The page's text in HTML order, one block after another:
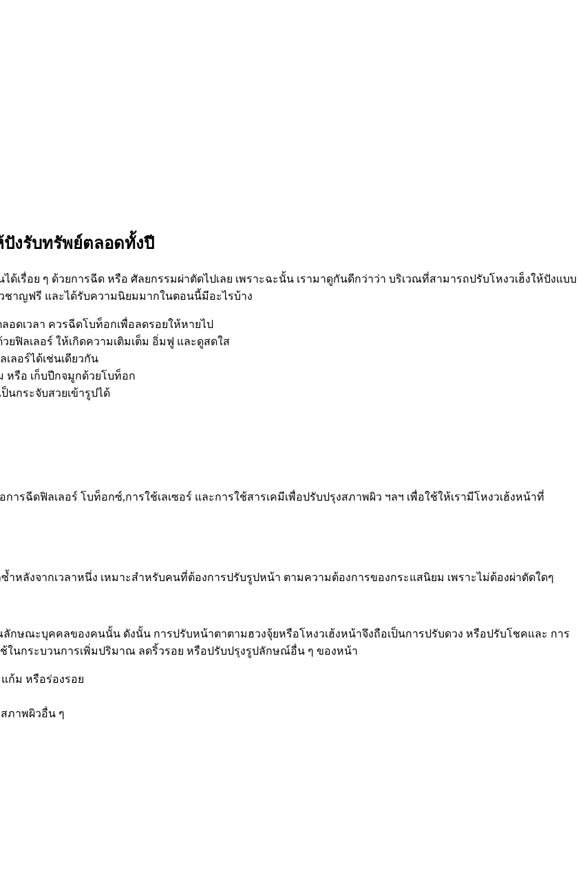
ปังรับทรัพย์ตลอดทั้งปี
เรื่อย ๆ ด้วยการฉีด หรือ ศัลยกรรมผ่าตัดไปเลย เพราะฉะนั้น เรามาดูกันดีกว่าว่า บริเวณที่สามารถปรับโหงวเฮ็งให้ปังแบบ
ชาญฟรี และได้รับความนิยมมากในตอนนี้มีอะไรบ้าง
อดเวลา ควรฉีดโบท็อกเพื่อลดรอยให้หายไป
ฟิลเลอร์ ให้เกิดความเติมเต็ม อิ่มฟู และดูสดใส
ลอร์ได้เช่นเดียวกัน
หรือ เก็บปีกจมูกด้วยโบท็อก
นกระจับสวยเข้ารูปได้
รฉีดฟิลเลอร์ โบท็อกซ์,การใช้เลเซอร์ และการใช้สารเคมีเพื่อปรับปรุงสภาพผิว ฯลฯ เพื่อใช้ให้เรามีโหงวเฮ้งหน้าที่
หลังจากเวลาหนึ่ง เหมาะสำหรับคนที่ต้องการปรับรูปหน้า ตามความต้องการของกระแสนิยม เพราะไม่ต้องผ่าตัดใดๆ
ษณะบุคคลของคนนั้น ดังนั้น การปรับหน้าตาตามฮวงจุ้ยหรือโหงวเฮ้งหน้าจึงถือเป็นการปรับดวง หรือปรับโชคและ การ
ในกระบวนการเพิ่มปริมาณ ลดริ้วรอย หรือปรับปรุงรูปลักษณ์อื่น ๆ ของหน้า
ก้ม หรือร่องรอย
ภาพผิวอื่น ๆ